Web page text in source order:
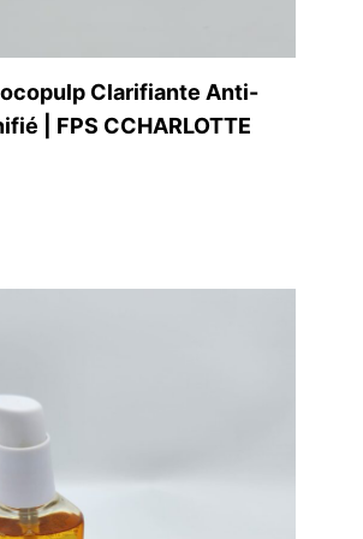
Clarifiante Anti-
| FPS CCHARLOTTE
€.